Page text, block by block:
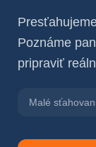
Poznáme
pripraviť
Malé